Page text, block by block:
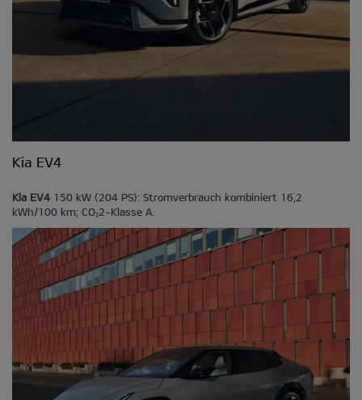
Kia EV4
Kia EV4 150 kW (204 PS): Stromverbrauch kombiniert 16,2
kWh/100 km; CO22-Klasse A.